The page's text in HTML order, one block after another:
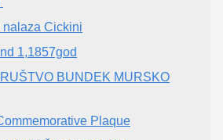
Cickini
1,1857god
BUNDEK MURSKO
Plaque